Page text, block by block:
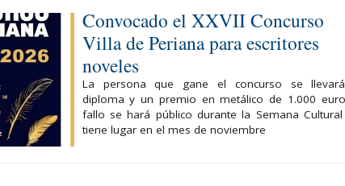
Convocado el XXVII Concurso
Villa de Periana para escritores
noveles
La persona que gane el concurso se
diploma y un premio en metálico de 1.000
fallo se hará público durante la Semana
tiene lugar en el mes de noviembre